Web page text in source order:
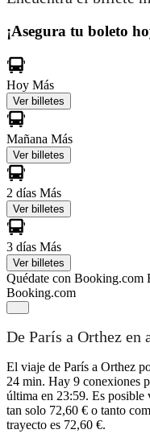
¡Asegura tu boleto
Hoy Más
Ver billetes
Mañana Más
Ver billetes
2 días Más
Ver billetes
3 días Más
Ver billetes
Quédate con Booking.com
Booking.com
De París a Orthez en
El viaje de París a Orthez
24 min. Hay 9 conexiones
última en 23:59. Es posible
tan solo 72,60 € o tanto
trayecto es 72,60 €.